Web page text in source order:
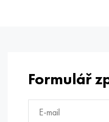
Formulář
Hastelloy c4
Hastelloy C22
38XM, 42CrMo4, AISI
40HH, 36NiCr6, AISI 3135